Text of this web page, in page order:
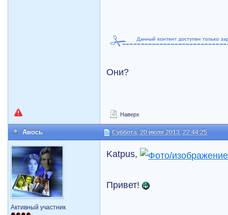
Они?
Наверх
Авось Суббота, 20 июля 2013, 22:44:25
Активный участник
Katpus,
Привет!